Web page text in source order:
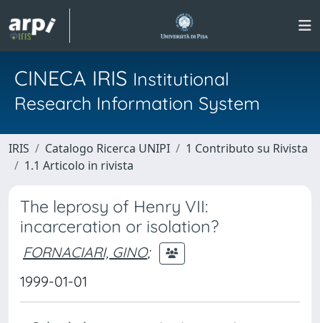
CINECA IRIS Institutional
Research Information System
IRIS Catalogo Ricerca UNIPI
1 Contributo su Rivista
1.1 Articolo in rivista
The leprosy of Henry VII:
incarceration or isolation?
FORNACIARI, GINO;
1999-01-01